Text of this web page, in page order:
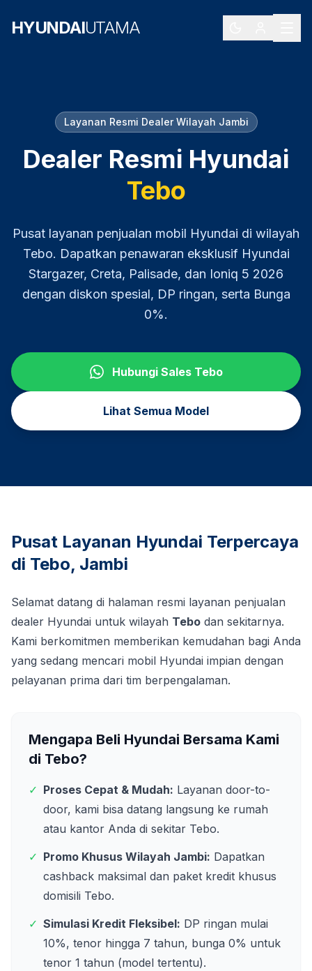
HYUNDAIUTAMA
Layanan Resmi Dealer Wilayah Jambi
Dealer Resmi Hyundai
Tebo
Pusat layanan penjualan mobil Hyundai di wilayah
Tebo. Dapatkan penawaran eksklusif Hyundai
Stargazer, Creta, Palisade, dan Ioniq 5 2026
dengan diskon spesial, DP ringan, serta Bunga
0%.
Hubungi Sales Tebo
Lihat Semua Model
Pusat Layanan Hyundai Terpercaya
di Tebo, Jambi
Selamat datang di halaman resmi layanan penjualan
dealer Hyundai untuk wilayah Tebo dan sekitarnya.
Kami berkomitmen memberikan kemudahan bagi Anda
yang sedang mencari mobil Hyundai impian dengan
pelayanan prima dari tim berpengalaman.
Mengapa Beli Hyundai Bersama Kami
di Tebo?
✓ Proses Cepat & Mudah: Layanan door-to-
door, kami bisa datang langsung ke rumah
atau kantor Anda di sekitar Tebo.
✓ Promo Khusus Wilayah Jambi: Dapatkan
cashback maksimal dan paket kredit khusus
domisili Tebo.
✓ Simulasi Kredit Fleksibel: DP ringan mulai
10%, tenor hingga 7 tahun, bunga 0% untuk
tenor 1 tahun (model tertentu).